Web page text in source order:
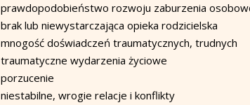
prawdopodobieństwo rozwoju zaburzenia
brak lub niewystarczająca opieka rodzicielska
mnogość doświadczeń traumatycznych, trudnych
traumatyczne wydarzenia życiowe
porzucenie
niestabilne, wrogie relacje i konflikty